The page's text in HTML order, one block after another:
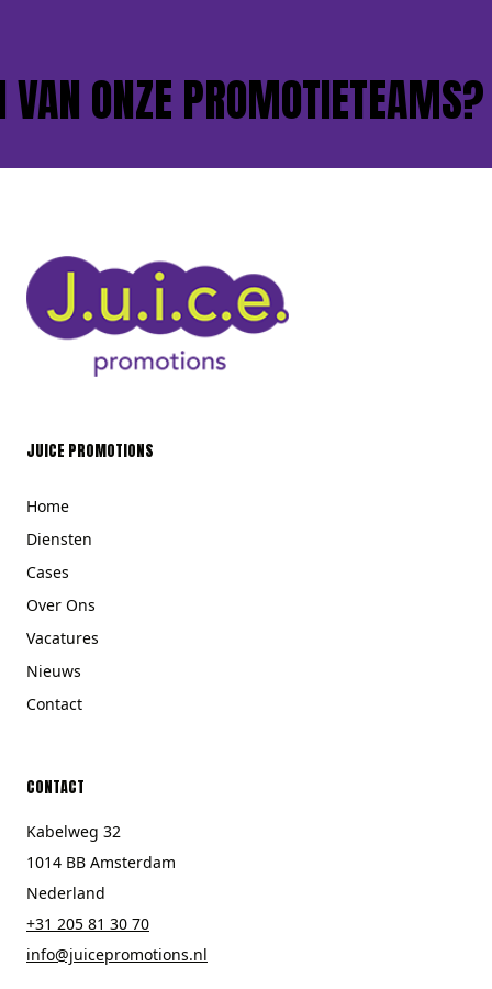
ONZE PROMOTIETEAMS?
JUICE PROMOTIONS
Home
Diensten
Cases
Over Ons
Vacatures
Nieuws
Contact
CONTACT
Kabelweg 32
1014 BB Amsterdam
Nederland
+31 205 81 30 70
info@juicepromotions.nl